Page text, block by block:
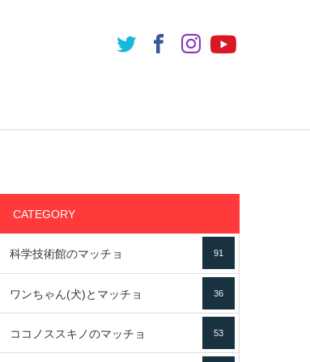
CATEGORY
科学技術館のマッチョ 91
ワンちゃん(犬)とマッチョ 36
ココノススキノのマッチョ 53